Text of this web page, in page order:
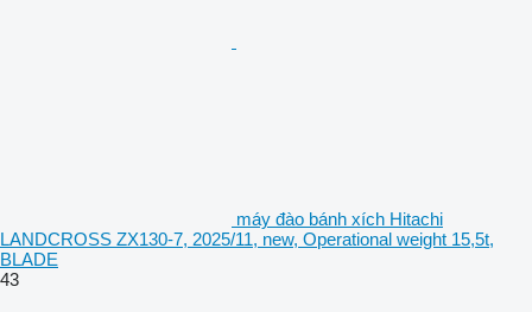
máy đào bánh xích Hitachi
LANDCROSS ZX130-7, 2025/11, new, Operational weight 15,5t,
BLADE
43